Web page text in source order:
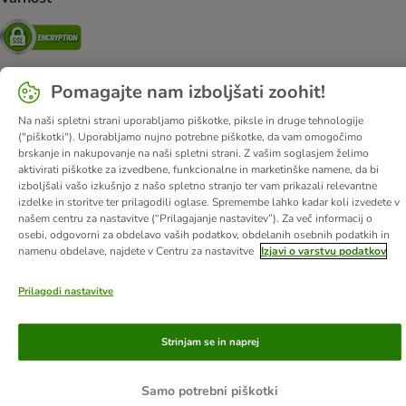
Security
O nas Kariera Več o podjetju
Impresum
Pogoji poslovanja
Kliknite tukaj za odstop od pogodbe
Odpadki in predpisi glede varovanja okolja
Kontakt
Stroški pošiljanja in čas dostave
Načini plačila
Zasebnost
Izjava o dostopnosti
Informacije – Zakon o digitalnih storitvah
© zooplus SE 2026
Pomagajte nam izboljšati zoohit!
Na naši spletni strani uporabljamo piškotke, piksle in druge tehnologije
("piškotki"). Uporabljamo nujno potrebne piškotke, da vam omogočimo
brskanje in nakupovanje na naši spletni strani. Z vašim soglasjem želimo
aktivirati piškotke za izvedbene, funkcionalne in marketinške namene, da bi
izboljšali vašo izkušnjo z našo spletno stranjo ter vam prikazali relevantne
izdelke in storitve ter prilagodili oglase. Spremembe lahko kadar koli izvedete v
našem centru za nastavitve (“Prilagajanje nastavitev”). Za več informacij o
osebi, odgovorni za obdelavo vaših podatkov, obdelanih osebnih podatkih in
namenu obdelave, najdete v Centru za nastavitve Izjavi o varstvu podatkov
Prilagodi nastavitve
Samo potrebni piškotki
Strinjam se in naprej